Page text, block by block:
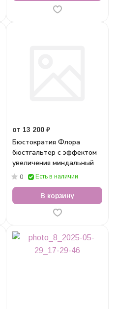
от 13 200 ₽
Бюстократия Флора
бюстгальтер с эффектом
увеличения миндальный
0 Есть в наличии
В корзину